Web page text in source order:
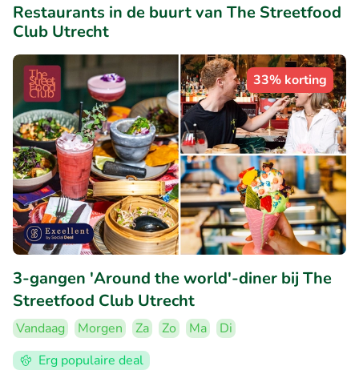
Restaurants in de buurt van The Streetfood
Club Utrecht
33% korting
3-gangen 'Around the world'-diner bij The
Streetfood Club Utrecht
Vandaag Morgen Za Zo Ma
Di
Erg populaire deal